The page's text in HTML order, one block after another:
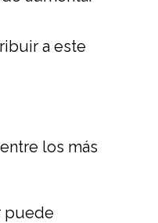
a este
los más
puede